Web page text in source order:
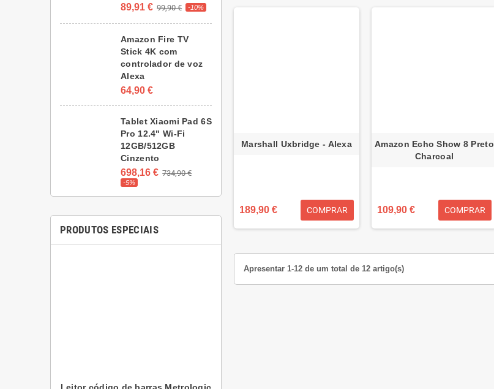
89,91 € 99,90 € -10%
Amazon Fire TV
Stick 4K com
controlador de voz
Alexa
64,90 €
Tablet Xiaomi Pad 6S
Pro 12.4" Wi-Fi
12GB/512GB
Cinzento
698,16 € 734,90 €
-5%
PRODUTOS ESPECIAIS
Marshall Uxbridge - Alexa
189,90 € COMPRAR
Amazon Echo Show 8 Preto
Charcoal
109,90 € COMPRAR
Apresentar 1-12 de um total de 12 artigo(s)